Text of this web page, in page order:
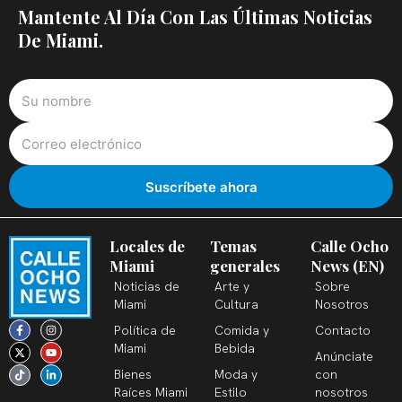
Mantente Al Día Con Las Últimas Noticias
De Miami.
F
a
c
e
b
o
o
I
n
s
t
a
g
r
X
-
t
w
i
t
t
Y
o
u
t
u
b
e
T
i
k
t
o
k
L
i
n
k
e
d
i
Locales de
Miami
Noticias de
Miami
Política de
Miami
Bienes
Raíces Miami
Temas
generales
Arte y
Cultura
Comida y
Bebida
Moda y
Estilo
Calle Ocho
News (EN)
Sobre
Nosotros
Contacto
Anúnciate
con
nosotros